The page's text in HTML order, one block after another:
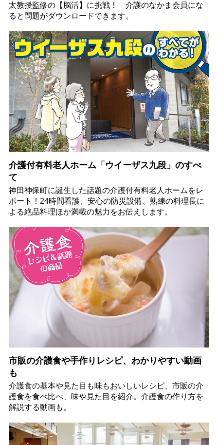
太教授監修の【脳活】に挑戦！ 介護のなかま会員にな
ると問題がダウンロードできます。
介護付有料老人ホーム「ウイーザス九段」のすべ
て
神田神保町に誕生した話題の介護付有料老人ホームをレ
ポート！24時間看護、安心の防災設備、熟練の料理長に
よる絶品料理ほか満載の魅力をお伝えします。
市販の介護食や手作りレシピ、わかりやすい動画
も
介護食の基本や見た目も味もおいしいレシピ、市販の介
護食を食べ比べ、味や見た目を紹介。介護食の作り方を
解説する動画も。